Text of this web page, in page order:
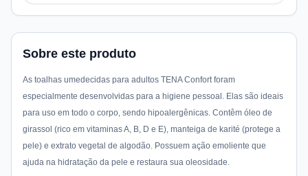
Sobre este produto
As toalhas umedecidas para adultos TENA Confort foram
especialmente desenvolvidas para a higiene pessoal. Elas são ideais
para uso em todo o corpo, sendo hipoalergênicas. Contêm óleo de
girassol (rico em vitaminas A, B, D e E), manteiga de karité (protege a
pele) e extrato vegetal de algodão. Possuem ação emoliente que
ajuda na hidratação da pele e restaura sua oleosidade.